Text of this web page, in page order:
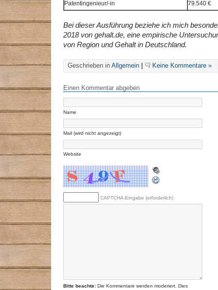
Patentingenieur/-in
79.540 €
Bei dieser Ausführung beziehe ich mich
2018 von gehalt.de, eine empirische
von Region und Gehalt in Deutschland.
Geschrieben in Allgemein Keine Kommentare »
Einen Kommentar abgeben
Name
Mail (wird nicht angezeigt)
Website
CAPTCHA-Eingabe (erforderlich)
Bitte beachte: Die Kommentare werden moderiert. Dies